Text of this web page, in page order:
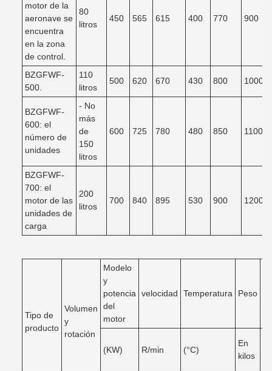
motor de la
aeronave se
encuentra
en la zona
de control.
80
litros
450 565 615 400 770 900
BZGFWF-
500.
110
litros
500 620 670 430 800 1000
BZGFWF-
600: el
número de
unidades
- No
más
de
150
litros
600 725 780 480 850 1100
BZGFWF-
700: el
motor de las
unidades de
carga
200
litros
700 840 895 530 900 1200
Tipo de
producto
Volumen
y
rotación
Modelo
y
potencia
del
motor
velocidad Temperatura Peso
(KW) R/min (°C)
En
kilos